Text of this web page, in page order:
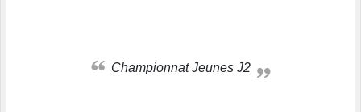
Championnat Jeunes J2